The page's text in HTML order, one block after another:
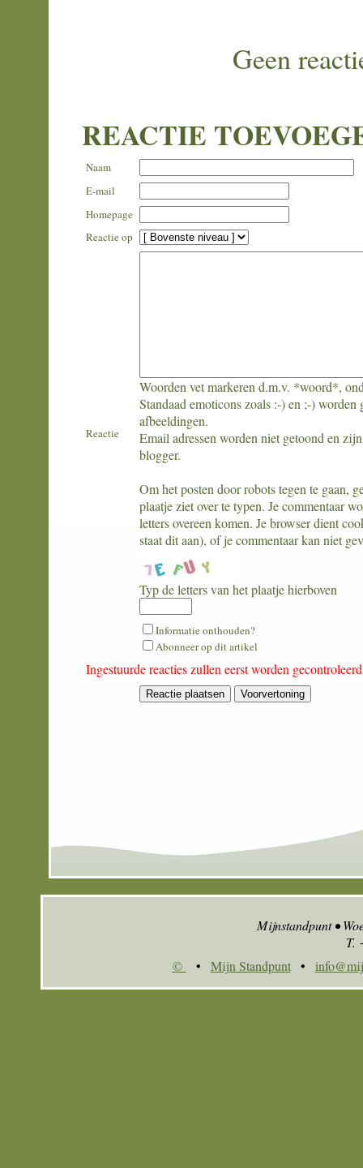
Geen
REACTIE
Naam
E-mail
Homepage
Reactie op
Reactie
Woorden vet markeren d.m.v. *woord*,
Standaad emoticons zoals :-) en ;-) worden
afbeeldingen.
Email adressen worden niet getoond en
blogger.
Om het posten door robots tegen te gaan,
plaatje ziet over te typen. Je commentaar
letters overeen komen. Je browser dient
staat dit aan), of je commentaar kan niet
Typ de letters van het plaatje hierboven
What
is
nine
minus
six?
Informatie onthouden?
Abonneer op dit artikel
Ingestuurde reacties zullen eerst worden
Mijnstandpunt •
T.
©
• Mijn Standpunt •